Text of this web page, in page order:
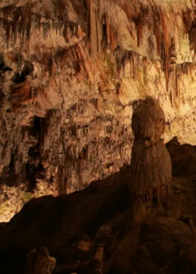
[ 2 Aprile 2025 ]
VIAGGI IN SICILIA
[ 17 Settembre
DIDATTICHE
[ 19 Gennaio 2023
VIAGGI IN SICILIA
[ 20 Marzo 2022 ]
VIAGGI IN SICILIA